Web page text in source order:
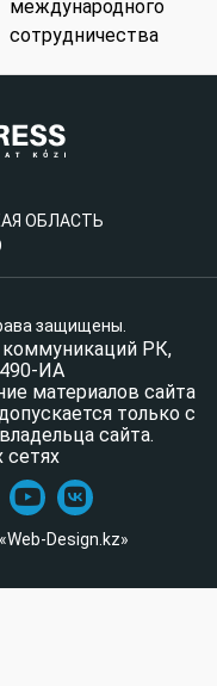
международного
сотрудничества
ОБЛАСТЬ
защищены.
РК,
ИА
материалов сайта
только с
сайта.
Design.kz»